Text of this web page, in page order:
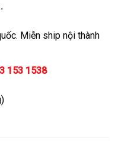
Miễn ship nội thành
153 1538